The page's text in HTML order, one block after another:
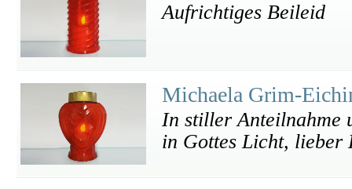
Aufrichtiges Beileid
Michaela Grim-
In stiller Anteilnahme
in Gottes Licht, lieber